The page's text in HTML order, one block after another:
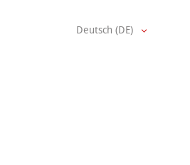
Deutsch (DE)